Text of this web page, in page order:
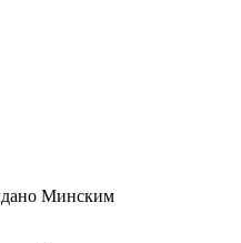
Минским